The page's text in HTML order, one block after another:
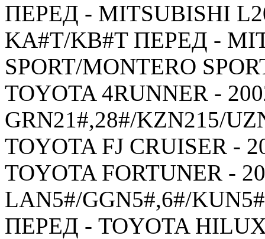
ПЕРЕД - MITSUBISHI
KA#T/KB#T ПЕРЕД -
SPORT/MONTERO
TOYOTA 4RUNNER -
GRN21#,28#/KZN215/
TOYOTA FJ CRUISER -
TOYOTA FORTUNER -
LAN5#/GGN5#,6#/
ПЕРЕД - TOYOTA